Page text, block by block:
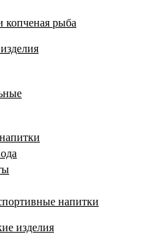
копченая рыба
напитки
изделия